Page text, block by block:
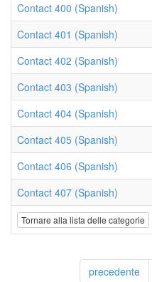
Contact 400 (Spanish)
Contact 401 (Spanish)
Contact 402 (Spanish)
Contact 403 (Spanish)
Contact 404 (Spanish)
Contact 405 (Spanish)
Contact 406 (Spanish)
Contact 407 (Spanish)
Tornare alla lista delle categorie
precedente